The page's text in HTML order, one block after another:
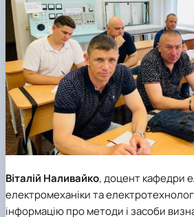
Віталій Наливайко, доцент кафедри
електромеханіки та
інформацію про методи і засоби